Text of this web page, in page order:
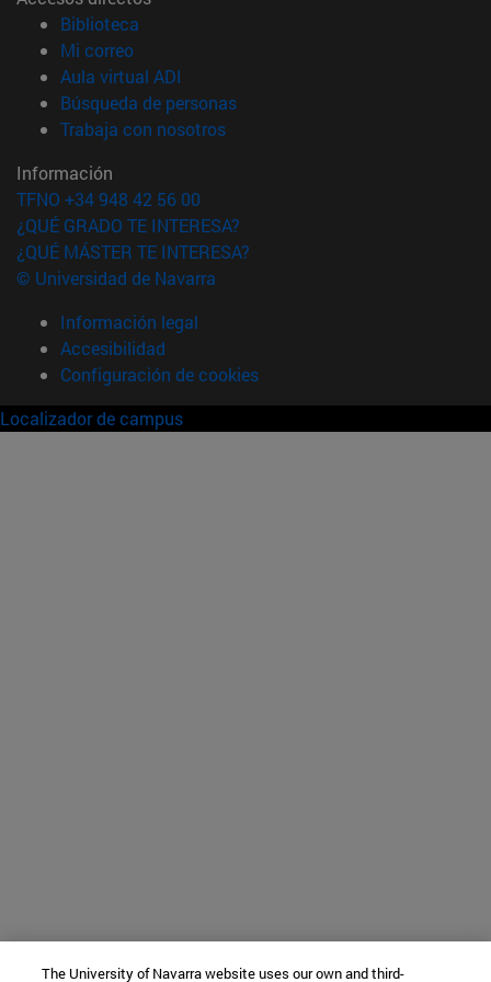
Biblioteca
Mi correo(abre en nueva ventana)
Aula virtual ADI
Búsqueda de personas(abre en nueva ventana)
Trabaja con nosotros(abre en nueva ventana)
Información
TFNO +34 948 42 56 00
¿QUÉ GRADO TE INTERESA?
¿QUÉ MÁSTER TE INTERESA?
© Universidad de Navarra
Información legal
Accesibilidad
Configuración de cookies
Localizador de campus
The University of Navarra website uses our own and third-